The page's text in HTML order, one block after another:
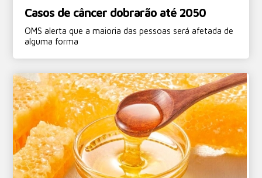
Casos de câncer dobrarão até 2050
OMS alerta que a maioria das pessoas será afetada de
alguma forma